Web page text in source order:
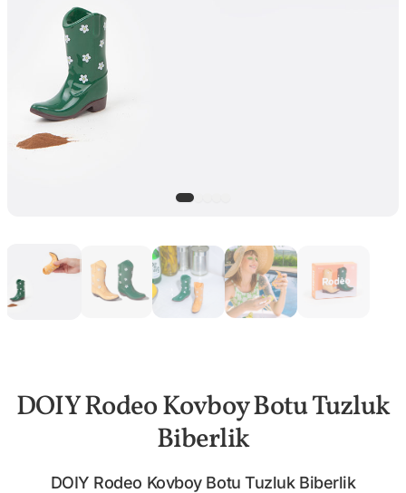
DOIY Rodeo Kovboy Botu Tuzluk
Biberlik
DOIY Rodeo Kovboy Botu Tuzluk Biberlik